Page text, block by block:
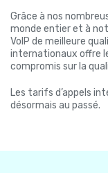
Grâce à nos
monde entier et à
VoIP de meilleure
internationaux offre
compromis sur la
Les tarifs d’appels
désormais au passé.